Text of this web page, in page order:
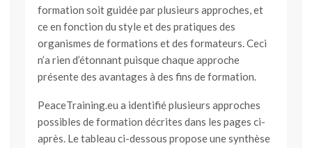
formation soit guidée par plusieurs approches, et
ce en fonction du style et des pratiques des
organismes de formations et des formateurs. Ceci
n’a rien d’étonnant puisque chaque approche
présente des avantages à des fins de formation.
PeaceTraining.eu a identifié plusieurs approches
possibles de formation décrites dans les pages ci-
après. Le tableau ci-dessous propose une synthèse